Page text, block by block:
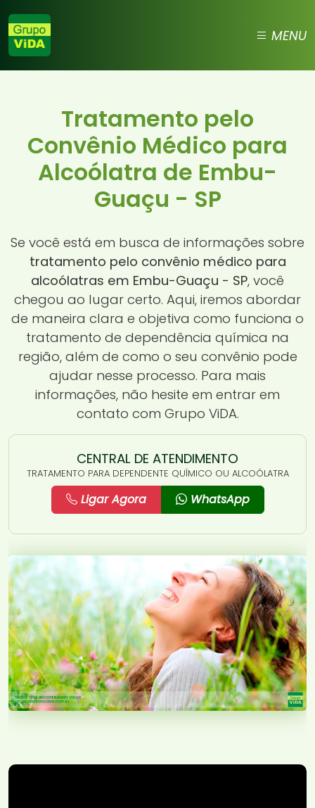
MENU
Tratamento pelo
Convênio Médico para
Alcoólatra de Embu-
Guaçu - SP
Se você está em busca de informações sobre
tratamento pelo convênio médico para
alcoólatras em Embu-Guaçu - SP, você
chegou ao lugar certo. Aqui, iremos abordar
de maneira clara e objetiva como funciona o
tratamento de dependência química na
região, além de como o seu convênio pode
ajudar nesse processo. Para mais
informações, não hesite em entrar em
contato com Grupo ViDA.
CENTRAL DE ATENDIMENTO
TRATAMENTO PARA DEPENDENTE QUÍMICO OU ALCOÓLATRA
Ligar Agora WhatsApp